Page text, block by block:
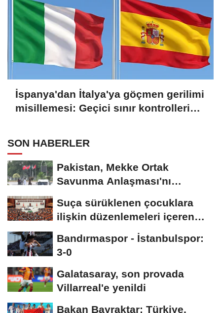
İspanya'dan İtalya'ya göçmen gerilimi
misillemesi: Geçici sınır kontrolleri
SON HABERLER
Pakistan, Mekke Ortak
Savunma Anlaşması'nı
Suça sürüklenen çocuklara
ilişkin düzenlemeleri içeren
Bandırmaspor - İstanbulspor:
3-0
Galatasaray, son provada
Villarreal'e yenildi
Bakan Bayraktar: Türkiye,